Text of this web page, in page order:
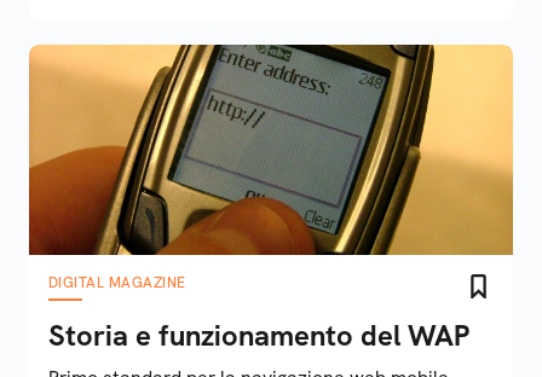
DIGITAL MAGAZINE
Storia e funzionamento del WAP